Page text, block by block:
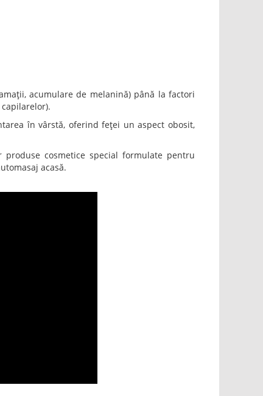
acumulare de melanină) până la factori
în vârstă, oferind feței un aspect obosit,
cosmetice special formulate pentru
acasă.